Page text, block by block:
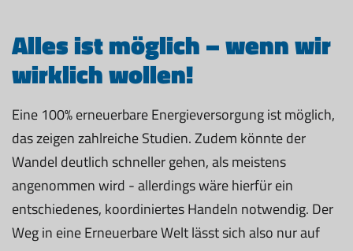
Alles ist möglich – wenn wir
wirklich wollen!
Eine 100% erneuerbare Energieversorgung ist möglich,
das zeigen zahlreiche Studien. Zudem könnte der
Wandel deutlich schneller gehen, als meistens
angenommen wird - allerdings wäre hierfür ein
entschiedenes, koordiniertes Handeln notwendig. Der
Weg in eine Erneuerbare Welt lässt sich also nur auf